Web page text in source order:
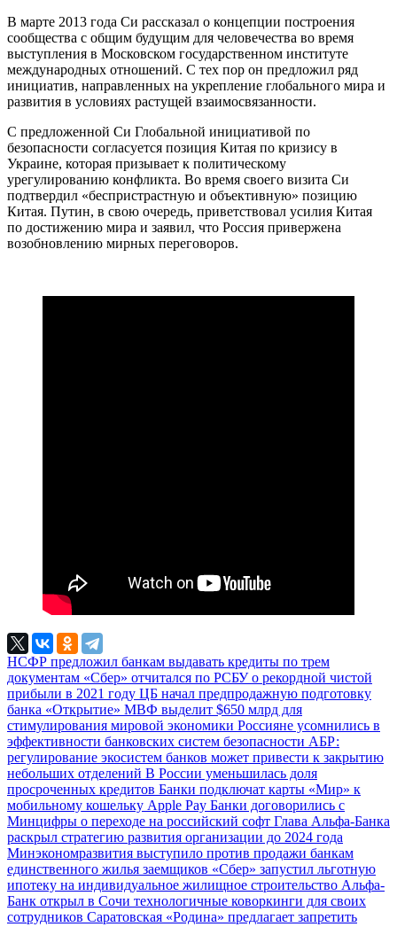
В марте 2013 года Си рассказал о концепции построения
сообщества с общим будущим для человечества во время
выступления в Московском государственном институте
международных отношений. С тех пор он предложил ряд
инициатив, направленных на укрепление глобального мира и
развития в условиях растущей взаимосвязанности.
С предложенной Си Глобальной инициативой по
безопасности согласуется позиция Китая по кризису в
Украине, которая призывает к политическому
урегулированию конфликта. Во время своего визита Си
подтвердил «беспристрастную и объективную» позицию
Китая. Путин, в свою очередь, приветствовал усилия Китая
по достижению мира и заявил, что Россия привержена
возобновлению мирных переговоров.
НСФР предложил банкам выдавать кредиты по трем
документам «Сбер» отчитался по РСБУ о рекордной чистой
прибыли в 2021 году ЦБ начал предпродажную подготовку
банка «Открытие» МВФ выделит $650 млрд для
стимулирования мировой экономики Россияне усомнились в
эффективности банковских систем безопасности АБР:
регулирование экосистем банков может привести к закрытию
небольших отделений В России уменьшилась доля
просроченных кредитов Банки подключат карты «Мир» к
мобильному кошельку Apple Pay Банки договорились с
Минцифры о переходе на российский софт Глава Альфа-Банка
раскрыл стратегию развития организации до 2024 года
Минэкономразвития выступило против продажи банкам
единственного жилья заемщиков «Сбер» запустил льготную
ипотеку на индивидуальное жилищное строительство Альфа-
Банк открыл в Сочи технологичные коворкинги для своих
сотрудников Саратовская «Родина» предлагает запретить